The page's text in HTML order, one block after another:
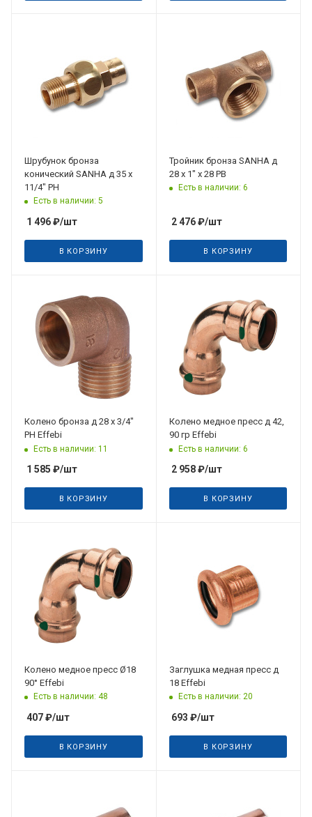
Шрубунок бронза
конический SANHA д 35 x
11/4" РН
Есть в наличии: 5
1 496₽/шт
В КОРЗИНУ
Тройник бронза SANHA д
28 х 1" х 28 РВ
Есть в наличии: 6
2 476₽/шт
В КОРЗИНУ
Колено бронза д 28 х 3/4"
РН Effebi
Есть в наличии: 11
1 585 ₽/шт
В КОРЗИНУ
Колено медное пресс д 42,
90 гр Effebi
Есть в наличии: 6
2 958₽/шт
В КОРЗИНУ
Колено медное пресс Ø18
90° Effebi
Есть в наличии: 48
407₽/шт
В КОРЗИНУ
Заглушка медная пресс д
18 Effebi
Есть в наличии: 20
693 ₽/шт
В КОРЗИНУ